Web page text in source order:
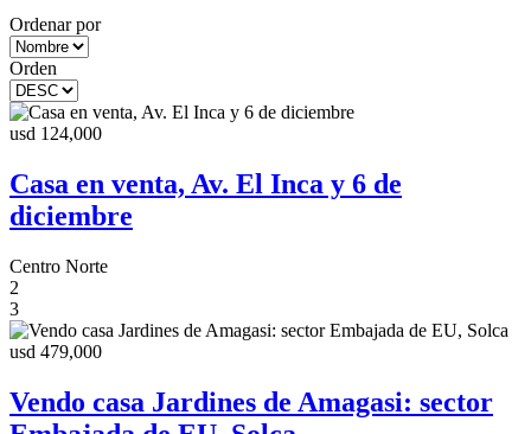
Ordenar por
Orden
usd 124,000
Casa en venta, Av. El Inca y 6 de
diciembre
Centro Norte
2
3
usd 479,000
Vendo casa Jardines de Amagasi: sector